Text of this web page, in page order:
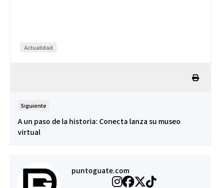
Actualidad
Siguiente
A un paso de la historia: Conecta lanza su museo
virtual
puntoguate.com